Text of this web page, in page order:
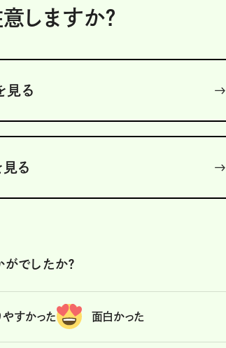
しますか？
見る
る
でしたか？
やすかった 面白かった